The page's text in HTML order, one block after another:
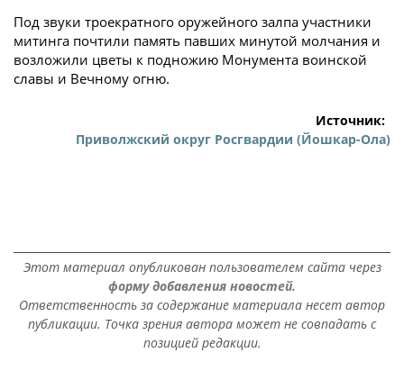
Под звуки троекратного оружейного залпа участники
митинга почтили память павших минутой молчания и
возложили цветы к подножию Монумента воинской
славы и Вечному огню.
Источник:
Приволжский округ Росгвардии (Йошкар-Ола)
Этот материал опубликован пользователем сайта через
форму добавления новостей.
Ответственность за содержание материала несет автор
публикации. Точка зрения автора может не совпадать с
позицией редакции.